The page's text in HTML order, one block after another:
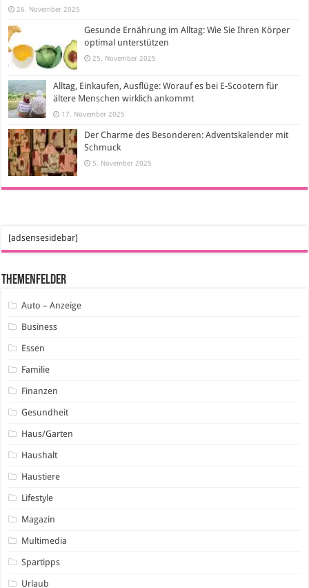
26. November 2025
Gesunde Ernährung im Alltag: Wie Sie Ihren Körper
optimal unterstützen
25. November 2025
Alltag, Einkaufen, Ausflüge: Worauf es bei E-Scootern für
ältere Menschen wirklich ankommt
17. November 2025
Der Charme des Besonderen: Adventskalender mit
Schmuck
5. November 2025
[adsensesidebar]
Themenfelder
Auto – Anzeige
Business
Essen
Familie
Finanzen
Gesundheit
Haus/Garten
Haushalt
Haustiere
Lifestyle
Magazin
Multimedia
Spartipps
Urlaub